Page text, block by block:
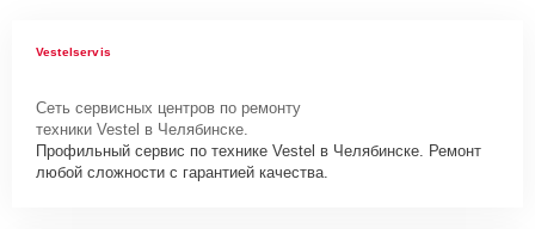
Vestelservis
Сеть сервисных центров по ремонту
техники Vestel в Челябинске.
Профильный сервис по технике Vestel в Челябинске. Ремонт
любой сложности с гарантией качества.